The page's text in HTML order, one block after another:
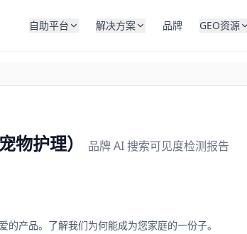
自助平台 解决方案 品牌 GEO资源
护理） 品牌 AI 搜索可见度检测报告
产品。了解我们为何能成为您家庭的一份子。